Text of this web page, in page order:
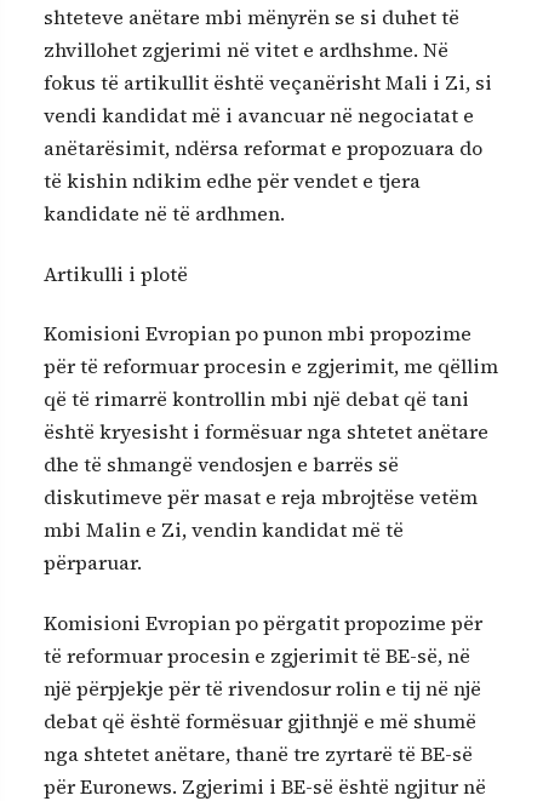
shteteve anëtare mbi mënyrën se si duhet të
zhvillohet zgjerimi në vitet e ardhshme. Në
fokus të artikullit është veçanërisht Mali i Zi, si
vendi kandidat më i avancuar në negociatat e
anëtarësimit, ndërsa reformat e propozuara do
të kishin ndikim edhe për vendet e tjera
kandidate në të ardhmen.
Artikulli i plotë
Komisioni Evropian po punon mbi propozime
për të reformuar procesin e zgjerimit, me qëllim
që të rimarrë kontrollin mbi një debat që tani
është kryesisht i formësuar nga shtetet anëtare
dhe të shmangë vendosjen e barrës së
diskutimeve për masat e reja mbrojtëse vetëm
mbi Malin e Zi, vendin kandidat më të
përparuar.
Komisioni Evropian po përgatit propozime për
të reformuar procesin e zgjerimit të BE-së, në
një përpjekje për të rivendosur rolin e tij në një
debat që është formësuar gjithnjë e më shumë
nga shtetet anëtare, thanë tre zyrtarë të BE-së
për Euronews. Zgjerimi i BE-së është ngjitur në